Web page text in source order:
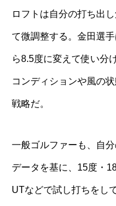
ロフトは自分の打ち出
て微調整する。金田選
ら8.5度に変えて使い分
コンディションや風の
戦略だ。
一般ゴルファーも、自
データを基に、15度・
UTなどで試し打ちをし